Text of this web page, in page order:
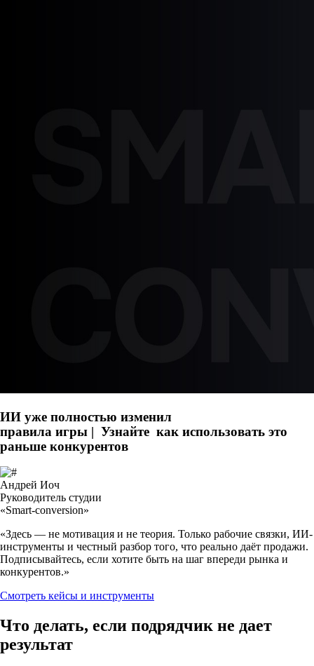
ИИ уже полностью изменил
правила игры | Узнайте как использовать это
раньше конкурентов
Андрей Иоч
Руководитель студии
«Smart-conversion»
«Здесь — не мотивация и не теория. Только рабочие связки, ИИ-
инструменты и честный разбор того, что реально даёт продажи.
Подписывайтесь, если хотите быть на шаг впереди рынка и
конкурентов.»
Смотреть кейсы и инструменты
Что делать, если подрядчик не дает
результат